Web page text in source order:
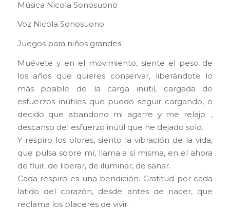
Música Nicola Sonosuono
Voz Nicola Sonosuono
Juegos para niños grandes
Muévete y en el movimiento, siente el peso de
los años que quieres conservar, liberándote lo
más posible de la carga inútil, cargada de
esfuerzos inútiles que puedo seguir cargando, o
decido que abandono mi agarre y me relajo. ,
descanso del esfuerzo inútil que he dejado solo.
Y respiro los olores, siento la vibración de la vida,
que pulsa sobre mí, llama a sí misma, en el ahora
de fluir, de liberar, de iluminar, de sanar.
Cada respiro es una bendición. Gratitud por cada
latido del corazón, desde antes de nacer, que
reclama los placeres de vivir.